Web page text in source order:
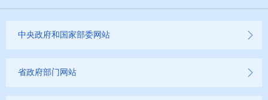
中央政府和国家部委网站
省政府部门网站